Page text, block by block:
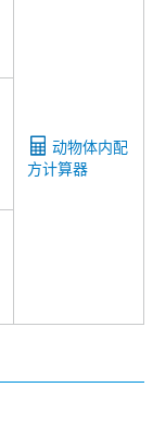
动物体内配
方计算器